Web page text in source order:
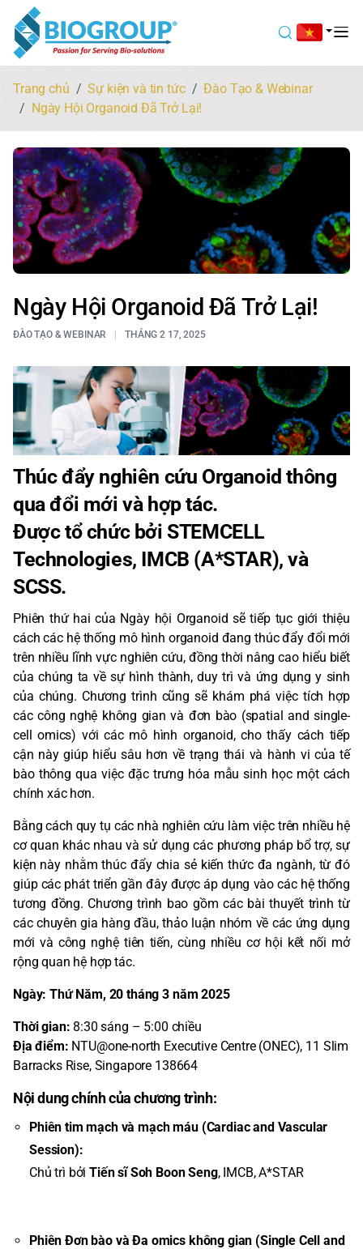
Trang chủ Sự kiện và tin tức
Đào Tạo & Webinar
Ngày Hội Organoid Đã Trở Lại!
Ngày Hội Organoid Đã Trở Lại!
ĐÀO TẠO & WEBINAR THÁNG 2 17, 2025
Thúc đẩy nghiên cứu Organoid thông
qua đổi mới và hợp tác.
Được tổ chức bởi STEMCELL
Technologies, IMCB (A*STAR), và
SCSS.
Phiên thứ hai của Ngày hội Organoid sẽ tiếp tục giới thiệu
cách các hệ thống mô hình organoid đang thúc đẩy đổi mới
trên nhiều lĩnh vực nghiên cứu, đồng thời nâng cao hiểu biết
của chúng ta về sự hình thành, duy trì và ứng dụng y sinh
của chúng. Chương trình cũng sẽ khám phá việc tích hợp
các công nghệ không gian và đơn bào (spatial and single-
cell omics) với các mô hình organoid, cho thấy cách tiếp
cận này giúp hiểu sâu hơn về trạng thái và hành vi của tế
bào thông qua việc đặc trưng hóa mẫu sinh học một cách
chính xác hơn.
Bằng cách quy tụ các nhà nghiên cứu làm việc trên nhiều hệ
cơ quan khác nhau và sử dụng các phương pháp bổ trợ, sự
kiện này nhằm thúc đẩy chia sẻ kiến thức đa ngành, từ đó
giúp các phát triển gần đây được áp dụng vào các hệ thống
tương đồng. Chương trình bao gồm các bài thuyết trình từ
các chuyên gia hàng đầu, thảo luận nhóm về các ứng dụng
mới và công nghệ tiên tiến, cùng nhiều cơ hội kết nối mở
rộng quan hệ hợp tác.
Ngày: Thứ Năm, 20 tháng 3 năm 2025
Thời gian: 8:30 sáng – 5:00 chiều
Địa điểm: NTU@one-north Executive Centre (ONEC), 11 Slim
Barracks Rise, Singapore 138664
Nội dung chính của chương trình:
Phiên tim mạch và mạch máu (Cardiac and Vascular
Session):
Chủ trì bởiTiến sĩ Soh Boon Seng, IMCB, A*STAR
Phiên Đơn bào và Đa omics không gian (Single Cell and